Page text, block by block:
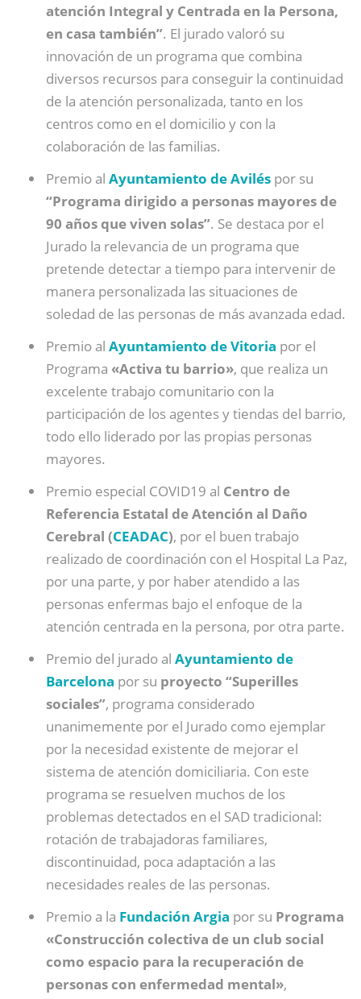
atención Integral y Centrada en la Persona,
en casa también”. El jurado valoró su
innovación de un programa que combina
diversos recursos para conseguir la continuidad
de la atención personalizada, tanto en los
centros como en el domicilio y con la
colaboración de las familias.
Premio al Ayuntamiento de Avilés por su
“Programa dirigido a personas mayores de
90 años que viven solas”. Se destaca por el
Jurado la relevancia de un programa que
pretende detectar a tiempo para intervenir de
manera personalizada las situaciones de
soledad de las personas de más avanzada edad.
Premio al Ayuntamiento de Vitoria por el
Programa «Activa tu barrio», que realiza un
excelente trabajo comunitario con la
participación de los agentes y tiendas del barrio,
todo ello liderado por las propias personas
mayores.
Premio especial COVID19 al Centro de
Referencia Estatal de Atención al Daño
Cerebral (CEADAC), por el buen trabajo
realizado de coordinación con el Hospital La Paz,
por una parte, y por haber atendido a las
personas enfermas bajo el enfoque de la
atención centrada en la persona, por otra parte.
Premio del jurado al Ayuntamiento de
Barcelona por su proyecto “Superilles
sociales”, programa considerado
unanimemente por el Jurado como ejemplar
por la necesidad existente de mejorar el
sistema de atención domiciliaria. Con este
programa se resuelven muchos de los
problemas detectados en el SAD tradicional:
rotación de trabajadoras familiares,
discontinuidad, poca adaptación a las
necesidades reales de las personas.
Premio a la Fundación Argia por su Programa
«Construcción colectiva de un club social
como espacio para la recuperación de
personas con enfermedad mental»,